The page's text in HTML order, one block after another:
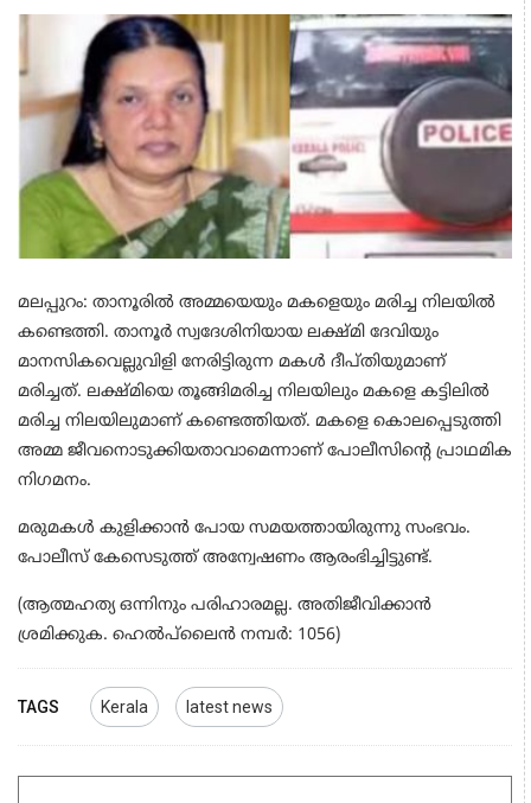
മലപ്പുറം: താനൂരിൽ അമ്മയെയും മകളെയും മരിച്ച നിലയിൽ
കണ്ടെത്തി. താനൂർ സ്വദേശിനിയായ ലക്ഷ്മി ദേവിയും
മാനസികവെല്ലുവിളി നേരിട്ടിരുന്ന മകൾ ദീപ്തിയുമാണ്
മരിച്ചത്. ലക്ഷ്മിയെ തൂങ്ങിമരിച്ച നിലയിലും മകളെ കട്ടിലിൽ
മരിച്ച നിലയിലുമാണ് കണ്ടെത്തിയത്. മകളെ കൊലപ്പെടുത്തി
അമ്മ ജീവനൊടുക്കിയതാവാമെന്നാണ് പോലീസിന്റെ പ്രാഥമിക
നിഗമനം.
മരുമകൾ കുളിക്കാൻ പോയ സമയത്തായിരുന്നു സംഭവം.
പോലീസ് കേസെടുത്ത് അന്വേഷണം ആരംഭിച്ചിട്ടുണ്ട്.
(ആത്മഹത്യ ഒന്നിനും പരിഹാരമല്ല. അതിജീവിക്കാൻ
ശ്രമിക്കുക. ഹെൽപ്‌ലൈൻ നമ്പർ: 1056)
TAGS Kerala latest news